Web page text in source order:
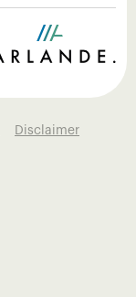
Disclaimer